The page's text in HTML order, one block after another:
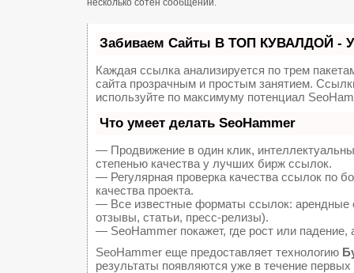
Забиваем Сайты В ТОП КУВАЛДОЙ -
Каждая ссылка анализируется по трем
сайта прозрачным и простым занятием.
используйте по максимуму потенциал
Что умеет делать SeoHammer
— Продвижение в один клик,
степенью качества у лучших бирж ссылок.
— Регулярная проверка качества ссылок по
качества проекта.
— Все известные форматы ссылок: арендные
отзывы, статьи, пресс-релизы).
— SeoHammer покажет, где рост или
SeoHammer еще предоставляет технологию
результаты появляются уже в течение первых